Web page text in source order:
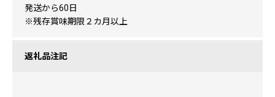
発送から60日
※残存賞味期限２カ月以上
返礼品注記